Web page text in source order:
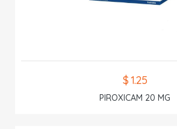
$ 1.25
PIROXICAM 20 MG